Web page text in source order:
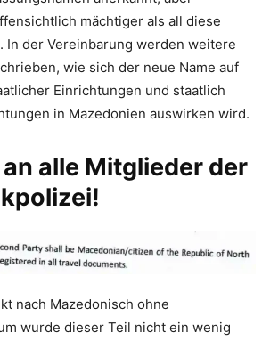
mächtiger als all diese
In der Vereinbarung werden weitere
wie sich der neue Name auf
Einrichtungen und staatlich
in Mazedonien auswirken wird.
alle Mitglieder der
nach Mazedonisch ohne
wurde dieser Teil nicht ein wenig